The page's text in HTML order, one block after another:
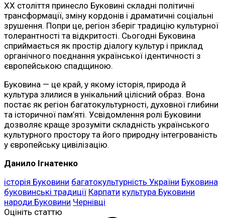
ХХ століття принесло Буковині складні політичні
трансформації, зміну кордонів і драматичні соціальні
зрушення. Попри це, регіон зберіг традицію культурної
толерантності та відкритості. Сьогодні Буковина
сприймається як простір діалогу культур і приклад
органічного поєднання української ідентичності з
європейською спадщиною.
Буковина — це край, у якому історія, природа й
культура злилися в унікальний цілісний образ. Вона
постає як регіон багатокультурності, духовної глибини
та історичної пам’яті. Усвідомлення ролі Буковини
дозволяє краще зрозуміти складність українського
культурного простору та його природну інтегрованість
у європейську цивілізацію.
Данило Ігнатенко
історія Буковини багатокультурність України Буковина
буковинські традиції Карпати культура Буковини
народи Буковини Чернівці
Оцініть статтю